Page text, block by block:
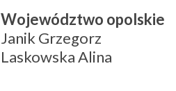
Województwo opolskie
Janik Grzegorz
Laskowska Alina